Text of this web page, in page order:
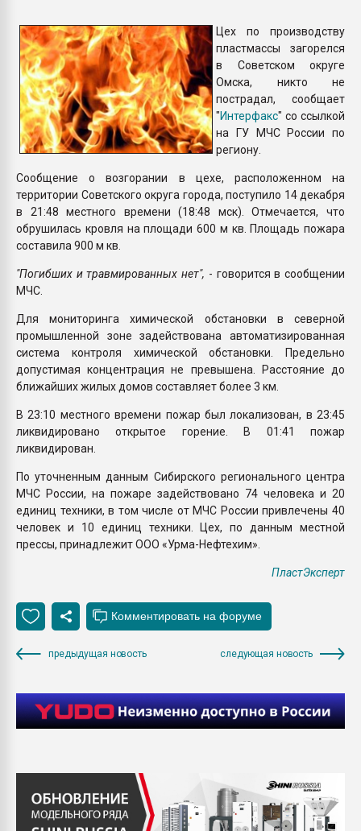
ПЕРЕЙТИ НА
Цех по производству
пластмассы загорелся
в Советском округе
Омска, никто не
пострадал, сообщает
"Интерфакс" со ссылкой
на ГУ МЧС России по
региону.
Сообщение о возгорании в цехе, расположенном на
территории Советского округа города, поступило 14 декабря
в 21:48 местного времени (18:48 мск). Отмечается, что
обрушилась кровля на площади 600 м кв. Площадь пожара
составила 900 м кв.
"Погибших и травмированных нет", - говорится в сообщении
МЧС.
Для мониторинга химической обстановки в северной
промышленной зоне задействована автоматизированная
система контроля химической обстановки. Предельно
допустимая концентрация не превышена. Расстояние до
ближайших жилых домов составляет более 3 км.
В 23:10 местного времени пожар был локализован, в 23:45
ликвидировано открытое горение. В 01:41 пожар
ликвидирован.
По уточненным данным Сибирского регионального центра
МЧС России, на пожаре задействовано 74 человека и 20
единиц техники, в том числе от МЧС России привлечены 40
человек и 10 единиц техники. Цех, по данным местной
прессы, принадлежит ООО «Урма-Нефтехим».
ПластЭксперт
предыдущая новость следующая новость